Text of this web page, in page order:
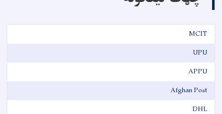
MCIT
UPU
APPU
Afghan Post
DHL